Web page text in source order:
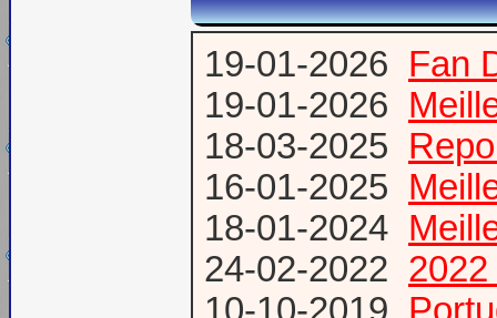
19-01-2026 Fan
19-01-2026
18-03-2025
16-01-2025
18-01-2024
24-02-2022
10-10-2019